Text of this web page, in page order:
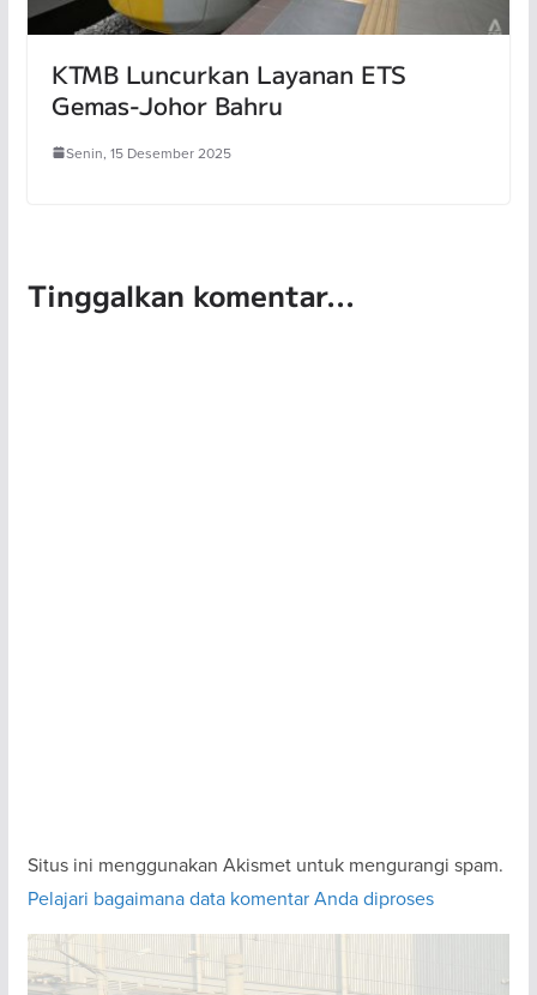
KTMB Luncurkan Layanan ETS
Gemas-Johor Bahru
Senin, 15 Desember 2025
Tinggalkan komentar...
Situs ini menggunakan Akismet untuk mengurangi spam.
Pelajari bagaimana data komentar Anda diproses